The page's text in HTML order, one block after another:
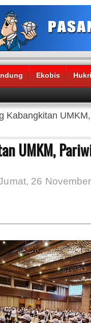
Ekobis
Kabangkitan
UMKM,
26